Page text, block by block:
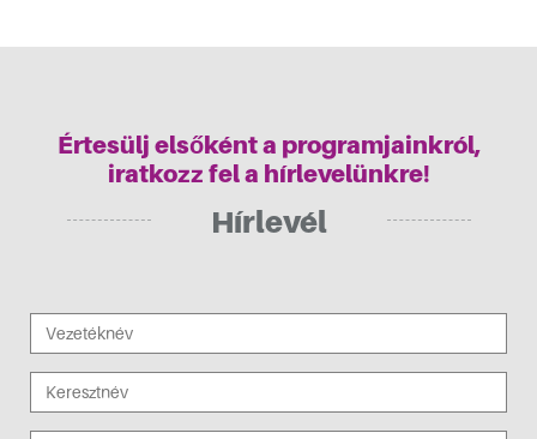
Értesülj elsőként a programjainkról,
iratkozz fel a hírlevelünkre!
Hírlevél